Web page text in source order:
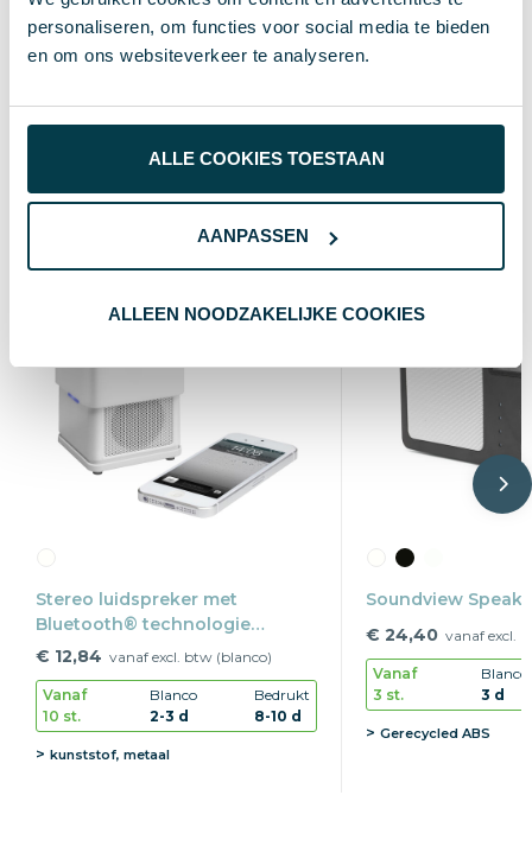
personaliseren, om functies voor social media te bieden
en om ons websiteverkeer te analyseren.
ALLE COOKIES TOESTAAN
AANPASSEN
ALLEEN NOODZAKELIJKE COOKIES
9 cm
Wat anderen bekijken
Stereo luidspreker met
Bluetooth® technologie
REFLECTS-NEW YORK
€ 12,84 vanaf excl. btw (blanco)
Vanaf
10 st.
Blanco
2-3 d
Bedrukt
8-10 d
kunststof, metaal
Soundview
€ 24,40 vanaf excl.
Vanaf
3 st.
Blanco
3 d
Gerecycled ABS